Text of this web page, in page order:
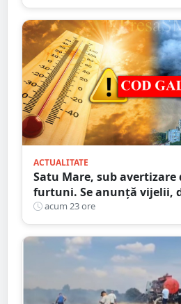
ACTUALITATE
Satu Mare, sub avertizare
furtuni. Se anunță vijelii,
ridicate. Avertizarea ANM
acum 23 ore